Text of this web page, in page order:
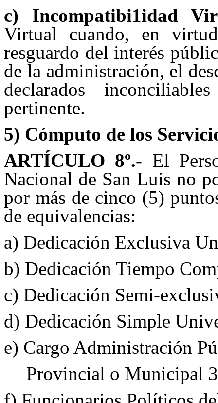
c) Incompatibi1idad
Virtual cuando, en
resguardo del interés
de la administración, el
declarados
pertinente.
5) Cómputo de los
ARTÍCULO 8º.- El
Nacional de San Luis no
por más de cinco (5)
de equivalencias:
a) Dedicación Exclusiva
b) Dedicación Tiempo
c) Dedicación Semi-
d) Dedicación Simple
e) Cargo Administración
Provincial o Municipal